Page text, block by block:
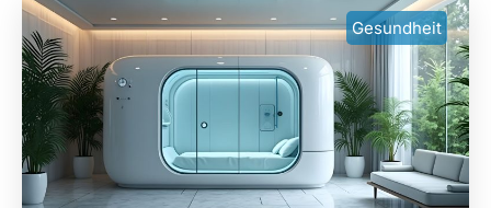
Gesundheit